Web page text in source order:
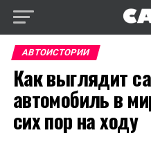
АВТОИСТОРИИ
Как выглядит
автомобиль в
сих пор на ходу